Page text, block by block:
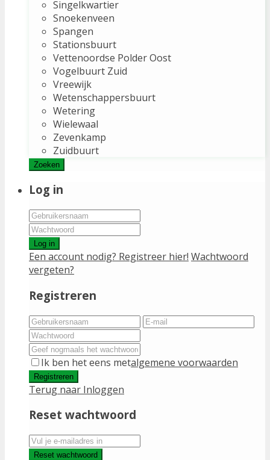
Singelkwartier
Snoekenveen
Spangen
Stationsbuurt
Vettenoordse Polder Oost
Vogelbuurt Zuid
Vreewijk
Wetenschappersbuurt
Wetering
Wielewaal
Zevenkamp
Zuidbuurt
Zoeken
Log in
Log in
Een account nodig? Registreer hier! Wachtwoord
vergeten?
Registreren
Ik ben het eens metalgemene voorwaarden
Registreren
Terug naar Inloggen
Reset wachtwoord
Reset wachtwoord